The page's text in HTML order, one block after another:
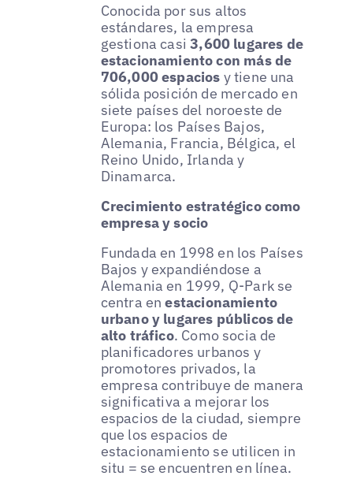
Conocida por sus altos
estándares, la empresa
gestiona casi3,600 lugares de
estacionamiento con más de
706,000 espacios y tiene una
sólida posición de mercado en
siete países del noroeste de
Europa: los Países Bajos,
Alemania, Francia, Bélgica, el
Reino Unido, Irlanda y
Dinamarca.
Crecimiento estratégico como
empresa y socio
Fundada en 1998 en los Países
Bajos y expandiéndose a
Alemania en 1999, Q-Park se
centra enestacionamiento
urbano y lugares públicos de
alto tráfico. Como socia de
planificadores urbanos y
promotores privados, la
empresa contribuye de manera
significativa a mejorar los
espacios de la ciudad, siempre
que los espacios de
estacionamiento se utilicen in
situ = se encuentren en línea.